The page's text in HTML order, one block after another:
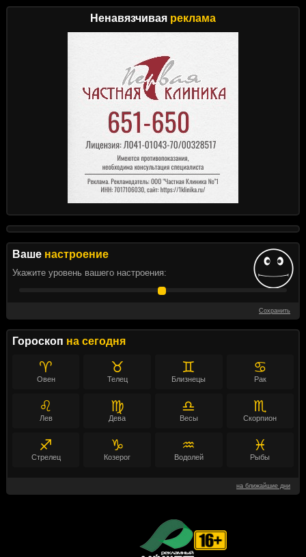
Ненавязчивая реклама
Ваше настроение
Укажите уровень вашего настроения:
Сохранить
Гороскоп на сегодня
♈
Овен
♉
Телец
♊
Близнецы
♋
Рак
♌
Лев
♍
Дева
♎
Весы
♏
Скорпион
♐
Стрелец
♑
Козерог
♒
Водолей
♓
Рыбы
на ближайшие дни